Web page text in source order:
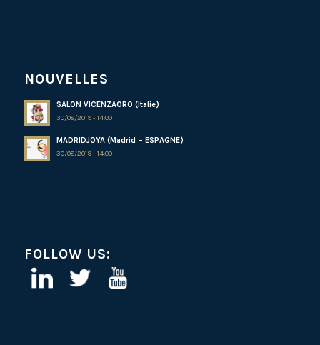
NOUVELLES
SALON VICENZAORO (Italie)
30/08/2019 - 14:00
MADRIDJOYA (Madrid – ESPAGNE)
30/08/2019 - 14:00
FOLLOW US: